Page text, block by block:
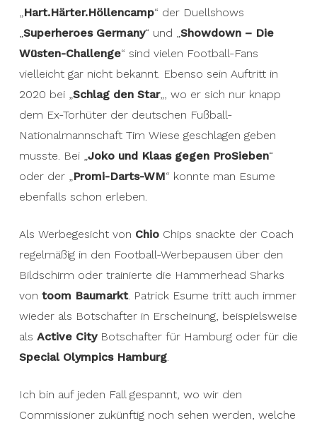
„Hart.Härter.Höllencamp“ der Duellshows
„Superheroes Germany“ und „Showdown – Die
Wüsten-Challenge“ sind vielen Football-Fans
vielleicht gar nicht bekannt. Ebenso sein Auftritt in
2020 bei „Schlag den Star„, wo er sich nur knapp
dem Ex-Torhüter der deutschen Fußball-
Nationalmannschaft Tim Wiese geschlagen geben
musste. Bei „Joko und Klaas gegen ProSieben“
oder der „Promi-Darts-WM“ konnte man Esume
ebenfalls schon erleben.
Als Werbegesicht von ChioChips snackte der Coach
regelmäßig in den Football-Werbepausen über den
Bildschirm oder trainierte die Hammerhead Sharks
von toom Baumarkt. Patrick Esume tritt auch immer
wieder als Botschafter in Erscheinung, beispielsweise
als Active CityBotschafter für Hamburg oder für die
Special Olympics Hamburg.
Ich bin auf jeden Fall gespannt, wo wir den
Commissioner zukünftig noch sehen werden, welche